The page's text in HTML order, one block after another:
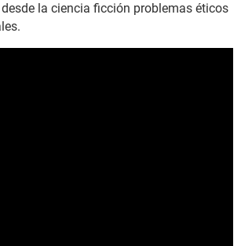
la ciencia ficción problemas éticos